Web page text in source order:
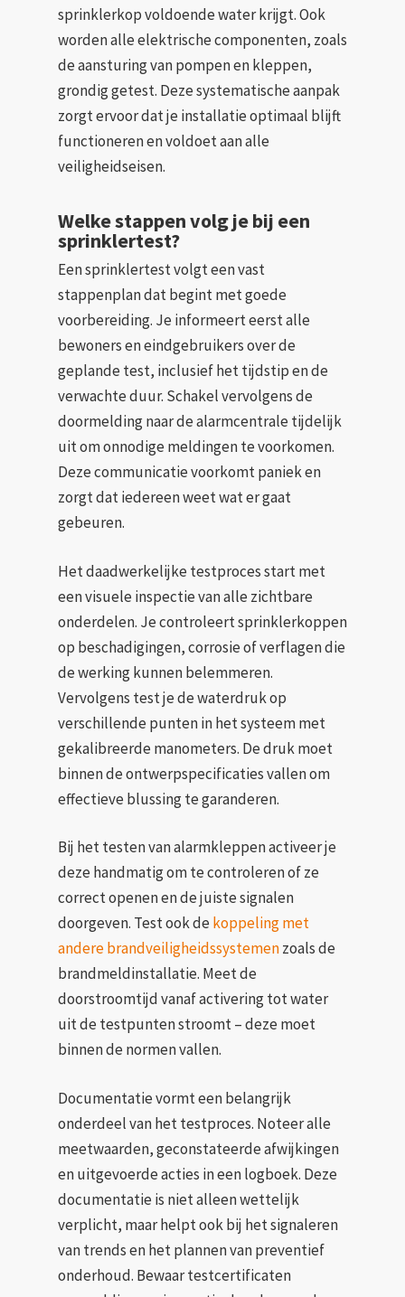
sprinklerkop voldoende water krijgt. Ook
worden alle elektrische componenten, zoals
de aansturing van pompen en kleppen,
grondig getest. Deze systematische aanpak
zorgt ervoor dat je installatie optimaal blijft
functioneren en voldoet aan alle
veiligheidseisen.
Welke stappen volg je bij een
sprinklertest?
Een sprinklertest volgt een vast
stappenplan dat begint met goede
voorbereiding. Je informeert eerst alle
bewoners en eindgebruikers over de
geplande test, inclusief het tijdstip en de
verwachte duur. Schakel vervolgens de
doormelding naar de alarmcentrale tijdelijk
uit om onnodige meldingen te voorkomen.
Deze communicatie voorkomt paniek en
zorgt dat iedereen weet wat er gaat
gebeuren.
Het daadwerkelijke testproces start met
een visuele inspectie van alle zichtbare
onderdelen. Je controleert sprinklerkoppen
op beschadigingen, corrosie of verflagen die
de werking kunnen belemmeren.
Vervolgens test je de waterdruk op
verschillende punten in het systeem met
gekalibreerde manometers. De druk moet
binnen de ontwerpspecificaties vallen om
effectieve blussing te garanderen.
Bij het testen van alarmkleppen activeer je
deze handmatig om te controleren of ze
correct openen en de juiste signalen
doorgeven. Test ook dekoppeling met
andere brandveiligheidssystemenzoals de
brandmeldinstallatie. Meet de
doorstroomtijd vanaf activering tot water
uit de testpunten stroomt – deze moet
binnen de normen vallen.
Documentatie vormt een belangrijk
onderdeel van het testproces. Noteer alle
meetwaarden, geconstateerde afwijkingen
en uitgevoerde acties in een logboek. Deze
documentatie is niet alleen wettelijk
verplicht, maar helpt ook bij het signaleren
van trends en het plannen van preventief
onderhoud. Bewaar testcertificaten